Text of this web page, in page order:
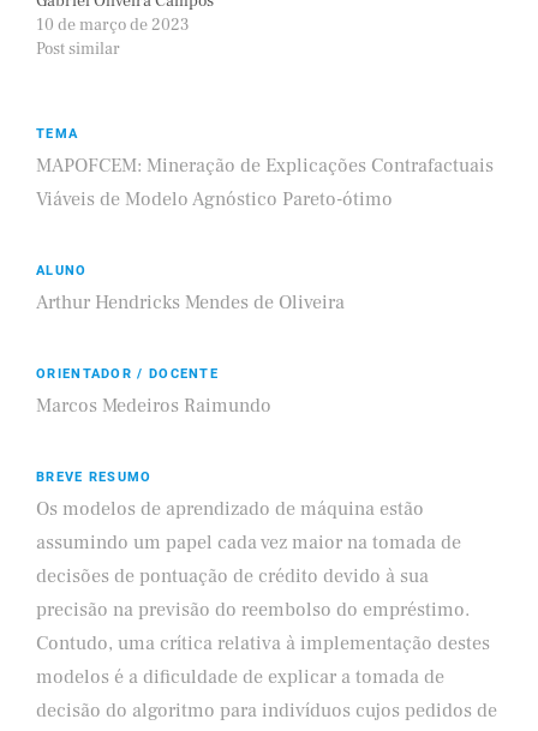
10 de março de 2023
Post similar
TEMA
MAPOFCEM: Mineração de Explicações Contrafactuais
Viáveis de Modelo Agnóstico Pareto-ótimo
ALUNO
Arthur Hendricks Mendes de Oliveira
ORIENTADOR / DOCENTE
Marcos Medeiros Raimundo
BREVE RESUMO
Os modelos de aprendizado de máquina estão
assumindo um papel cada vez maior na tomada de
decisões de pontuação de crédito devido à sua
precisão na previsão do reembolso do empréstimo.
Contudo, uma crítica relativa à implementação destes
modelos é a dificuldade de explicar a tomada de
decisão do algoritmo para indivíduos cujos pedidos de